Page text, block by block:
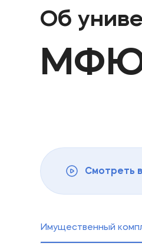
Об
Смотреть
Имущественный